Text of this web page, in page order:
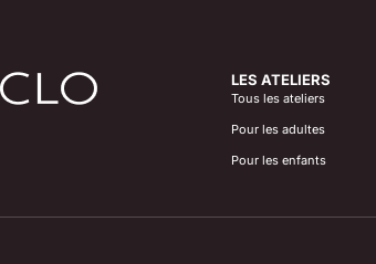
LES ATELIERS
Tous les ateliers
Pour les adultes
Pour les enfants